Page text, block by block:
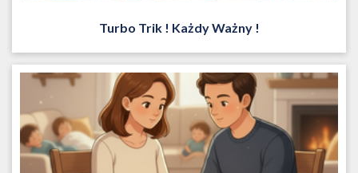
Turbo Trik ! Każdy Ważny !